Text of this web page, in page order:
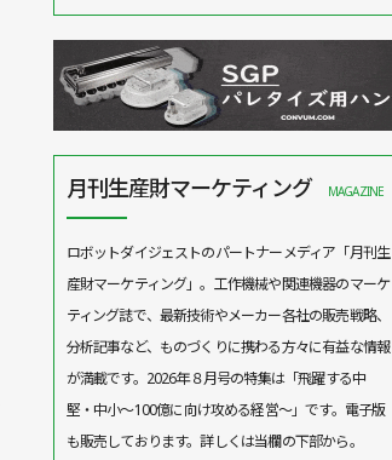
月刊生産財マーケティング MAGAZINE
ロボットダイジェストのパートナーメディア「月刊生
産財マーケティング」。工作機械や関連機器のマーケ
ティング誌で、最新技術やメーカー各社の販売戦略、
分析記事など、ものづくりに携わる方々に有益な情報
が満載です。2026年８月号の特集は「飛躍する中
堅・中小～100億に向け攻める経営～」です。電子版
も販売しております。詳しくは当欄の下部から。